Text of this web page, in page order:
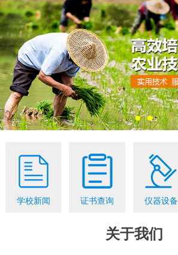
学校新闻 证书查询 仪器设备
关于我们